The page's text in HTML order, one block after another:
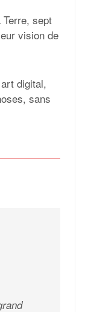
sept
vision de
digital,
sans